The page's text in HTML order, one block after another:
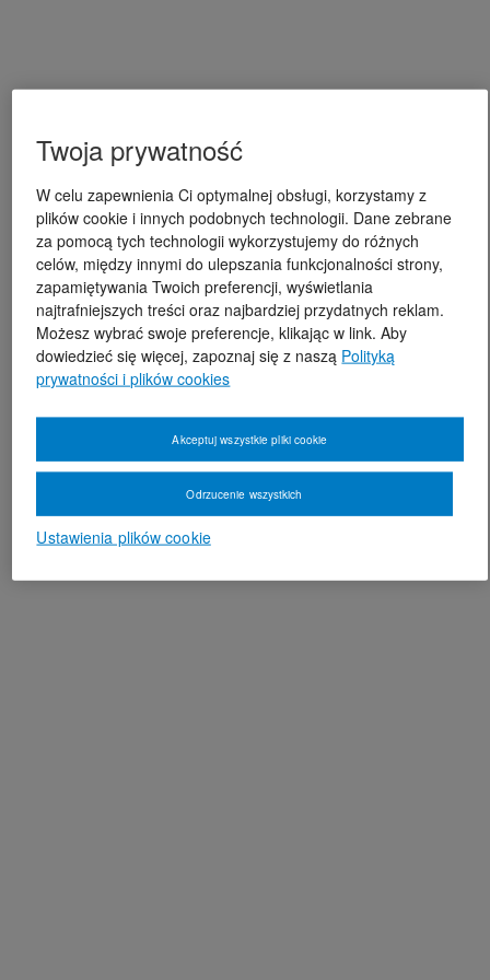
Twoja prywatność
W celu zapewnienia Ci optymalnej obsługi, korzystamy z
plików cookie i innych podobnych technologii. Dane zebrane
za pomocą tych technologii wykorzystujemy do różnych
celów, między innymi do ulepszania funkcjonalności strony,
zapamiętywania Twoich preferencji, wyświetlania
najtrafniejszych treści oraz najbardziej przydatnych reklam.
Możesz wybrać swoje preferencje, klikając w link. Aby
dowiedzieć się więcej, zapoznaj się z naszą Polityką
prywatności i plików cookies
Ustawienia plików cookie
Odrzucenie wszystkich
Akceptuj wszystkie pliki cookie